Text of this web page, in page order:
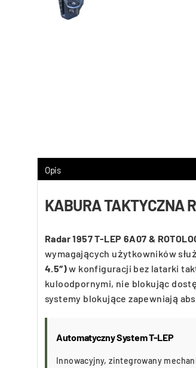
Opis
KABURA TAKTYCZNA
Radar 1957 T-LEP 6A07 &
wymagających użytkowników
4.5″)w konfiguracji bez latarki
kuloodpornymi, nie blokując
systemy blokujące zapewniają
Automatyczny System T-LEP
Innowacyjny, zintegrowany